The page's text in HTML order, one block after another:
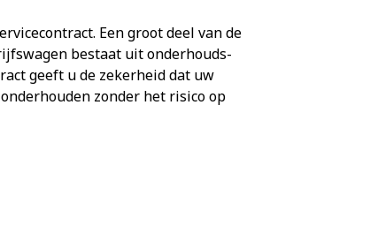
Een groot deel van de
bestaat uit onderhouds-
geeft u de zekerheid dat uw
zonder het risico op